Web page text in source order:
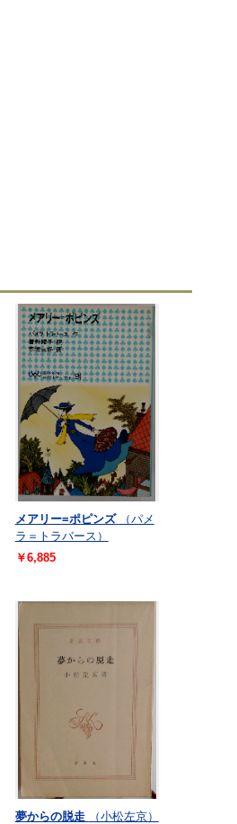
メアリー=ポピンズ
（パメ
ラ＝トラバース）
￥6,885
夢からの脱走 （小松左京）